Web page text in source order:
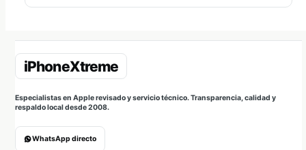
Especialistas en Apple revisado y servicio técnico. Transparencia, calidad y
respaldo local desde 2008.
WhatsApp directo